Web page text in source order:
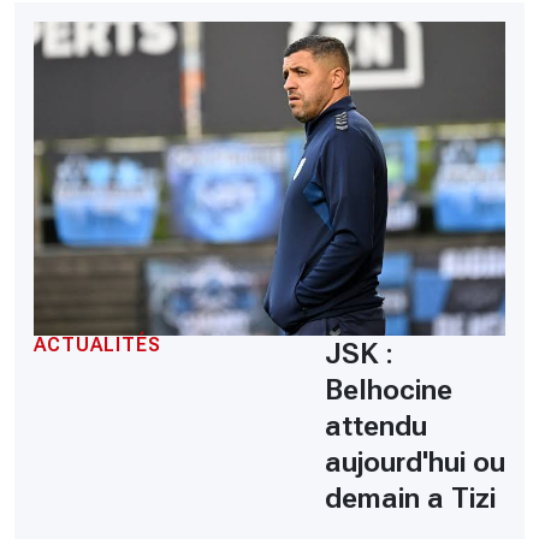
ACTUALITÉS
JSK :
Belhocine
attendu
aujourd'hui ou
demain a Tizi